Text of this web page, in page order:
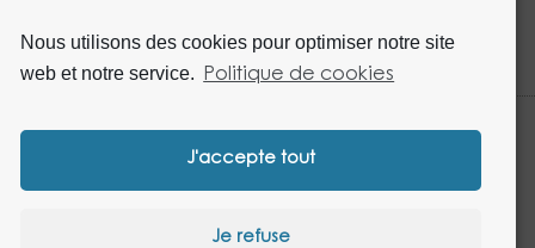
Nous utilisons des cookies pour optimiser notre site
web et notre service.
Politique de cookies
J'accepte tout
Je refuse
DUPONT RESTAURATION - 13 Avenue Blaise Pascal - PA Les